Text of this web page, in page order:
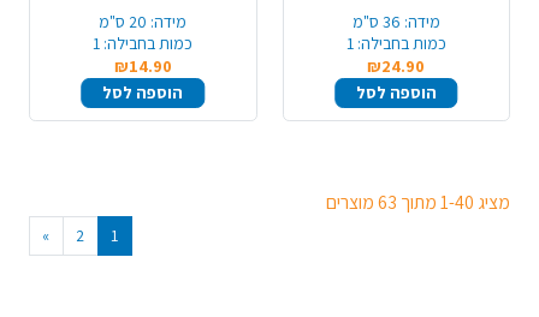
מידה: 36 ס"מ
כמות בחבילה: 1
₪24.90
הוספה לסל
מידה: 20 ס"מ
כמות בחבילה: 1
₪14.90
הוספה לסל
מציג 1-40 מתוך 63 מוצרים
1
2
»